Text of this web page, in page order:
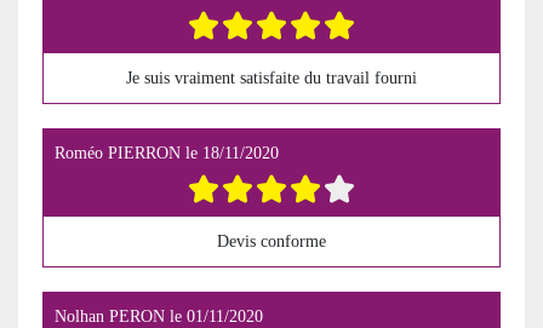
Je suis vraiment satisfaite du travail fourni
Roméo PIERRON le 18/11/2020
Devis conforme
Nolhan PERON le 01/11/2020